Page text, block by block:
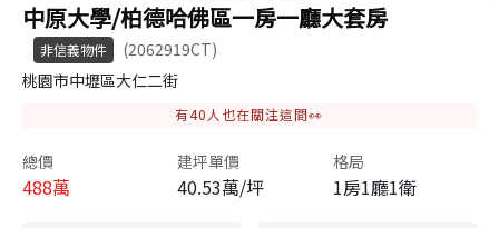
中原大學/柏德哈佛區一房一廳大套房
非信義物件
(2062919CT)
桃園市中壢區大仁二街
有40 人也在關注這間👀
總價
488萬
建坪單價
40.53萬/坪
格局
1房1廳1衛